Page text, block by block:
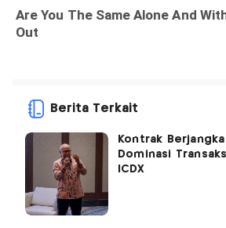
Berita Terkait
Kontrak
Dominasi
ICDX